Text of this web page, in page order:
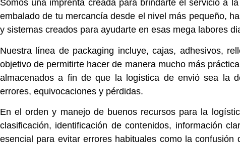
Somos una imprenta creada para brindarte el servicio a
embalado de tu mercancía desde el nivel más pequeño,
y sistemas creados para ayudarte en esas mega labores
Nuestra línea de packaging incluye,cajas, adhesivos,
objetivo de permitirte hacer de manera mucho más
almacenados a fin de que la logística de envió sea la
errores, equivocaciones y pérdidas.
En el orden y manejo de buenos recursos para la
clasificación, identificación de contenidos, información
esencial para evitar errores habituales como la